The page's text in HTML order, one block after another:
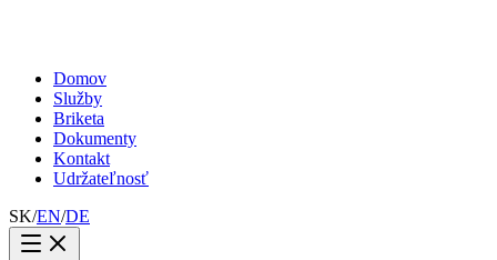
Domov
Služby
Briketa
Dokumenty
Kontakt
Udržateľnosť
SK/EN/DE